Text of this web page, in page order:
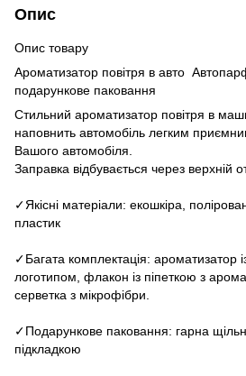
Опис
Опис товару
Ароматизатор повітря в авто
подарункове паковання
Стильний ароматизатор повітря в
наповнить автомобіль легким
Вашого автомобіля.
Заправка відбувається через верхній
✓Якісні матеріали: екошкіра,
пластик
✓Багата комплектація: ароматизатор
логотипом, флакон із піпеткою з
серветка з мікрофібри.
✓Подарункове паковання: гарна
підкладкою